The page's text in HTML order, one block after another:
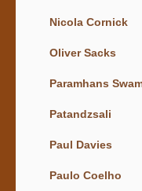
Nicola Cornick
Oliver Sacks
Paramhans
Patandzsali
Paul Davies
Paulo Coelho